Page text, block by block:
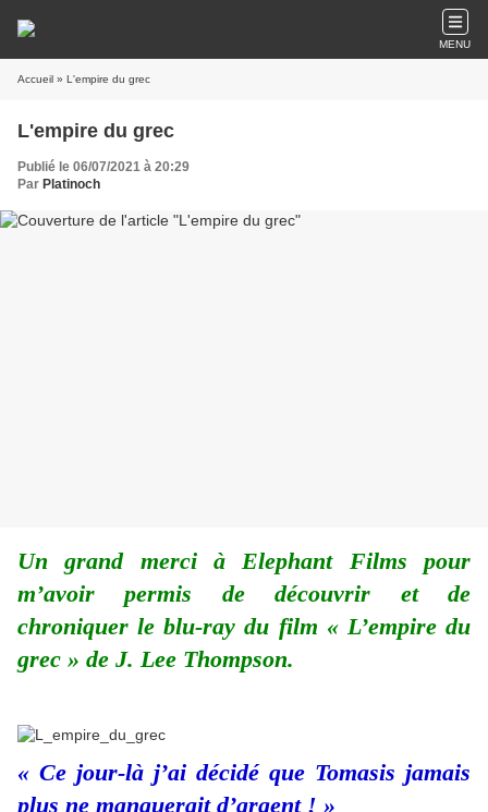
MENU
Accueil » L'empire du grec
L'empire du grec
Publié le 06/07/2021 à 20:29
Par Platinoch
Un grand merci à Elephant Films pour
m’avoir permis de découvrir et de
chroniquer le blu-ray du film « L’empire du
grec » de J. Lee Thompson.
« Ce jour-là j’ai décidé que Tomasis jamais
plus ne manquerait d’argent ! »